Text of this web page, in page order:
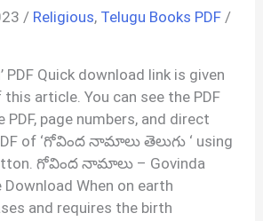
/ Religious, Telugu Books PDF /
PDF Quick download link is given
article. You can see the PDF
page numbers, and direct
of ‘గోవింద నామాలు తెలుగు ‘ using
గోవింద నామాలు – Govinda
Download When on earth
and requires the birth